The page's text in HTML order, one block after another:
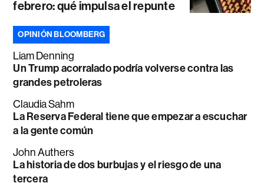
febrero: qué impulsa el repunte
OPINIÓN BLOOMBERG
Liam Denning
Un Trump acorralado podría volverse contra las
grandes petroleras
Claudia Sahm
La Reserva Federal tiene que empezar a escuchar
a la gente común
John Authers
La historia de dos burbujas y el riesgo de una
tercera